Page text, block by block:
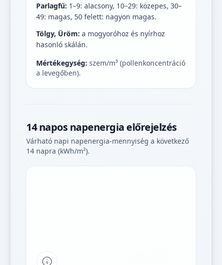
Parlagfű: 1–9: alacsony, 10–29: közepes, 30–
49: magas, 50 felett: nagyon magas.
Tölgy, Üröm: a mogyoróhoz és nyírhoz
hasonló skálán.
Mértékegység: szem/m³ (pollenkoncentráció
a levegőben).
14 napos napenergia előrejelzés
Várható napi napenergia-mennyiség a következő
14 napra (kWh/m²).